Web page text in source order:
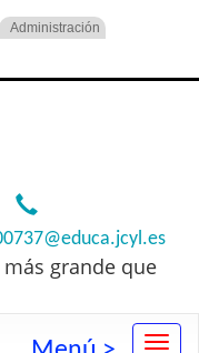
Administración
grande que